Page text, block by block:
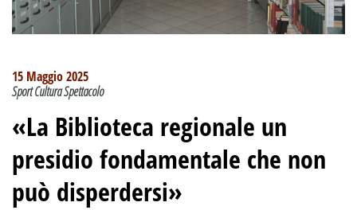
15 Maggio 2025
Sport Cultura Spettacolo
«La Biblioteca regionale un
presidio fondamentale che non
può disperdersi»